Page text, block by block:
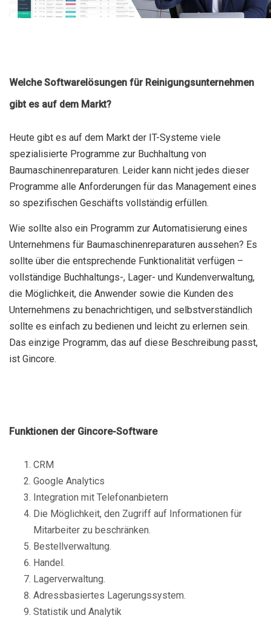
Welche Softwarelösungen für Reinigungsunternehmen
gibt es auf dem Markt?
Heute gibt es auf dem Markt der IT-Systeme viele
spezialisierte Programme zur Buchhaltung von
Baumaschinenreparaturen. Leider kann nicht jedes dieser
Programme alle Anforderungen für das Management eines
so spezifischen Geschäfts vollständig erfüllen.
Wie sollte also ein Programm zur Automatisierung eines
Unternehmens für Baumaschinenreparaturen aussehen? Es
sollte über die entsprechende Funktionalität verfügen –
vollständige Buchhaltungs-, Lager- und Kundenverwaltung,
die Möglichkeit, die Anwender sowie die Kunden des
Unternehmens zu benachrichtigen, und selbstverständlich
sollte es einfach zu bedienen und leicht zu erlernen sein.
Das einzige Programm, das auf diese Beschreibung passt,
ist Gincore.
Funktionen der Gincore-Software
CRM
Google Analytics
Integration mit Telefonanbietern
Die Möglichkeit, den Zugriff auf Informationen für
Mitarbeiter zu beschränken.
Bestellverwaltung.
Handel.
Lagerverwaltung.
Adressbasiertes Lagerungssystem.
Statistik und Analytik